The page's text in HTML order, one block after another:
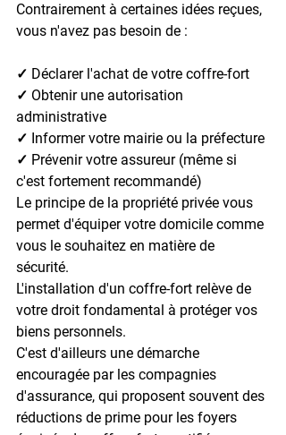
Contrairement à certaines idées reçues,
vous n'avez pas besoin de :
✓ Déclarer l'achat de votre coffre-fort
✓ Obtenir une autorisation
administrative
✓ Informer votre mairie ou la préfecture
✓ Prévenir votre assureur (même si
c'est fortement recommandé)
Le principe de la propriété privée vous
permet d'équiper votre domicile comme
vous le souhaitez en matière de
sécurité.
L'installation d'un coffre-fort relève de
votre droit fondamental à protéger vos
biens personnels.
C'est d'ailleurs une démarche
encouragée par les compagnies
d'assurance, qui proposent souvent des
réductions de prime pour les foyers